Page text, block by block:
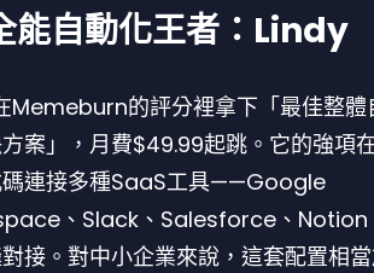
能自動化王者：Lindy
Memeburn的評分裡拿下「最佳整體
案」，月費$49.99起跳。它的強項
碼連接多種SaaS工具——Google
、Slack、Salesforce、Notion
接。對中小企業來說，這套配置相